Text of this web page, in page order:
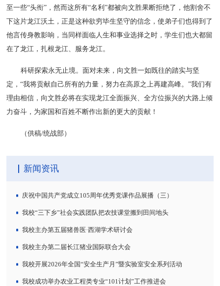
至一些“头衔”，然而这所有“名利”都被向文胜果断拒绝了，他割舍不
下这片龙江沃土，正是这种欲穷毕生坚守的信念，使弟子们也得到了
他言传身教影响，当同样面临人生和事业选择之时，学生们也大都留
在了龙江，扎根龙江、服务龙江。
科研探索永无止境。面对未来，向文胜一如既往的踏实与坚
定，“我将贡献自己所有的力量，努力在高原之上再建高峰。”我们有
理由相信，向文胜必将在实现龙江全面振兴、全方位振兴的大路上倾
力奋斗，为家国和百姓不断作出新的更大的贡献！
（供稿/统战部）
新闻资讯
庆祝中国共产党成立105周年优秀党课作品展播（三）
我校“三下乡”社会实践团队把农技课堂搬到田间地头
我校主办第五届猪兽医·西湖学术研讨会
我校主办第二届长江猪业国际联合大会
我校开展2026年全国“安全生产月”暨实验室安全系列活动
我校成功举办农业工程类专业“101计划”工作推进会